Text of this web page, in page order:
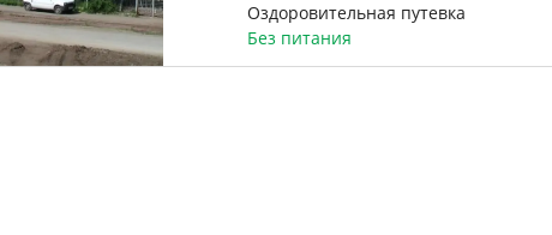
Оздоровительная путевка
Без питания